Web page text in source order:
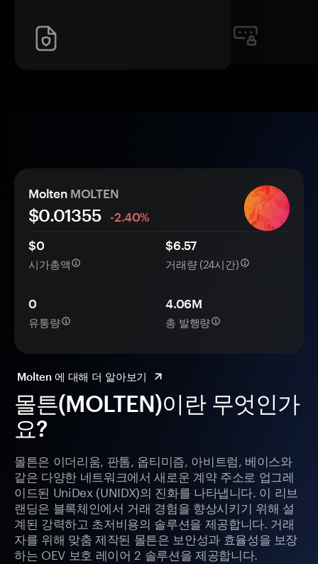
몰튼(MOLTEN)이란 무엇인가
요?
몰튼은 이더리움, 판톰, 옵티미즘, 아비트럼, 베이스와
같은 다양한 네트워크에서 새로운 계약 주소로 업그레
이드된 UniDex (UNIDX)의 진화를 나타냅니다. 이 리브
랜딩은 블록체인에서 거래 경험을 향상시키기 위해 설
계된 강력하고 초저비용의 솔루션을 제공합니다. 거래
자를 위해 맞춤 제작된 몰튼은 보안성과 효율성을 보장
하는 OEV 보호 레이어 2 솔루션을 제공합니다.
Molten MOLTEN
$0.01355
-2.40%
$0
시가총액
$6.57
거래량 (24시간)
0
유통량
4.06M
총 발행량
Molten 에 대해 더 알아보기